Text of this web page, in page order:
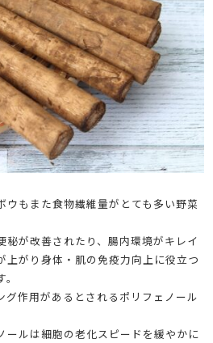
ウもまた食物繊維量がとても多い野菜
秘が改善されたり、腸内環境がキレイ
上がり身体・肌の免疫力向上に役立つ
グ作用があるとされるポリフェノール
ールは細胞の老化スピードを緩やかに